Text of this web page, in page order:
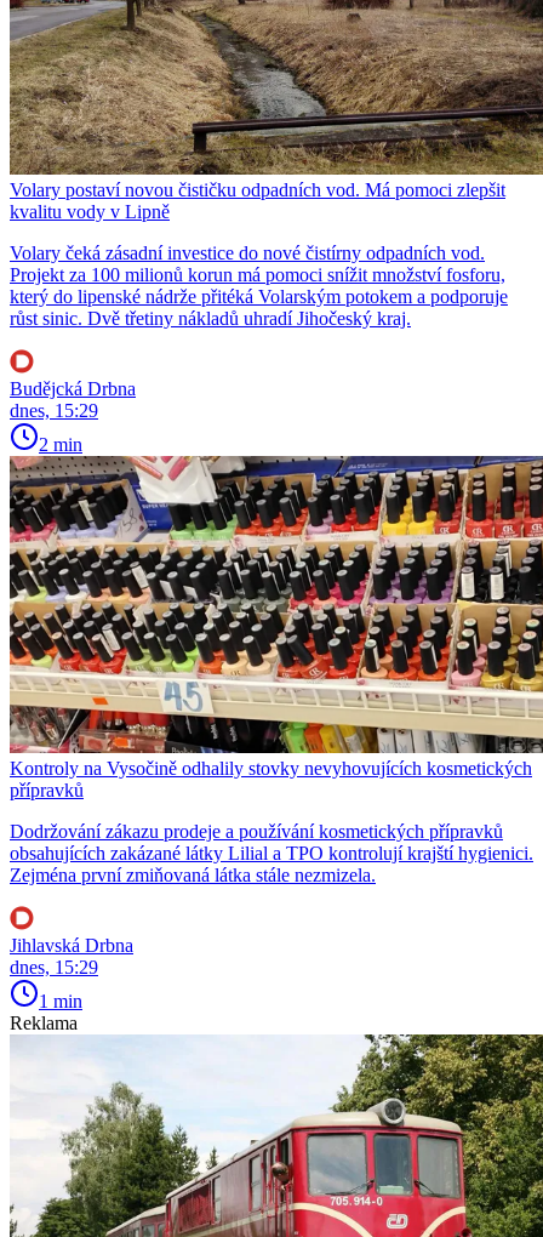
Volary postaví novou čističku odpadních vod. Má pomoci zlepšit
kvalitu vody v Lipně
Volary čeká zásadní investice do nové čistírny odpadních vod.
Projekt za 100 milionů korun má pomoci snížit množství fosforu,
který do lipenské nádrže přitéká Volarským potokem a podporuje
růst sinic. Dvě třetiny nákladů uhradí Jihočeský kraj.
Budějcká Drbna
dnes, 15:29
2 min
Kontroly na Vysočině odhalily stovky nevyhovujících kosmetických
přípravků
Dodržování zákazu prodeje a používání kosmetických přípravků
obsahujících zakázané látky Lilial a TPO kontrolují krajští hygienici.
Zejména první zmiňovaná látka stále nezmizela.
Jihlavská Drbna
dnes, 15:29
1 min
Reklama